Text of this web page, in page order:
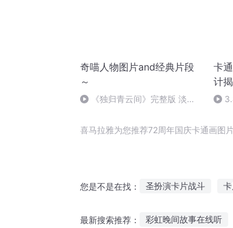
奇喵人物图片and经典片段
～
《独归青云间》完整版 淡淡
卡
计
喜马拉雅为您推荐72周年国庆卡通画图
您是不是在找： 圣扮演卡片战斗
最新搜索推荐： 彩虹晚间故事在线听